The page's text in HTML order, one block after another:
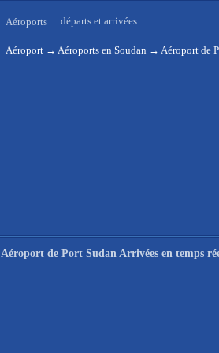
Aéroports départs et arrivées
Aéroport → Aéroports en Soudan → Aéroport de
Aéroport de Port Sudan Arrivées en temps